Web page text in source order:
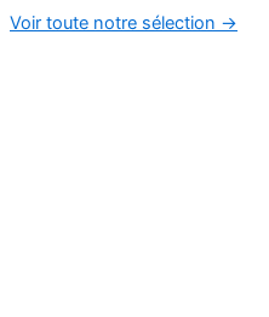
Voir toute notre sélection →